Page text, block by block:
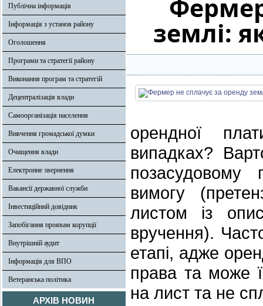
Публічна інформація
Інформація з установ району
Оголошення
Програми та стратегії району
Виконання програм та стратегій
Децентралізація влади
Самоорганізація населення
Вивчення громадської думки
Очищення влади
Електронне звернення
Вакансії державної служби
Інвестиційний довідник
Запобігання проявам корупції
Внутрішній аудит
Інформація для ВПО
Ветеранська політика
АРХІВ НОВИН
землі:
орендної
випадках?
позасудовому
вимогу
листом із
вручення).
етапі, адже
права та може
на лист та не